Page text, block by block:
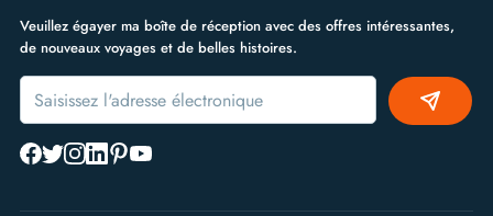
Veuillez égayer ma boîte de réception avec des offres intéressantes,
de nouveaux voyages et de belles histoires.
Alternative: